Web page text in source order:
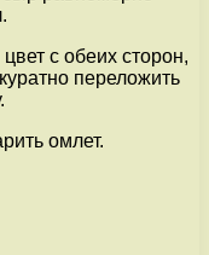
с обеих сторон,
переложить
омлет.